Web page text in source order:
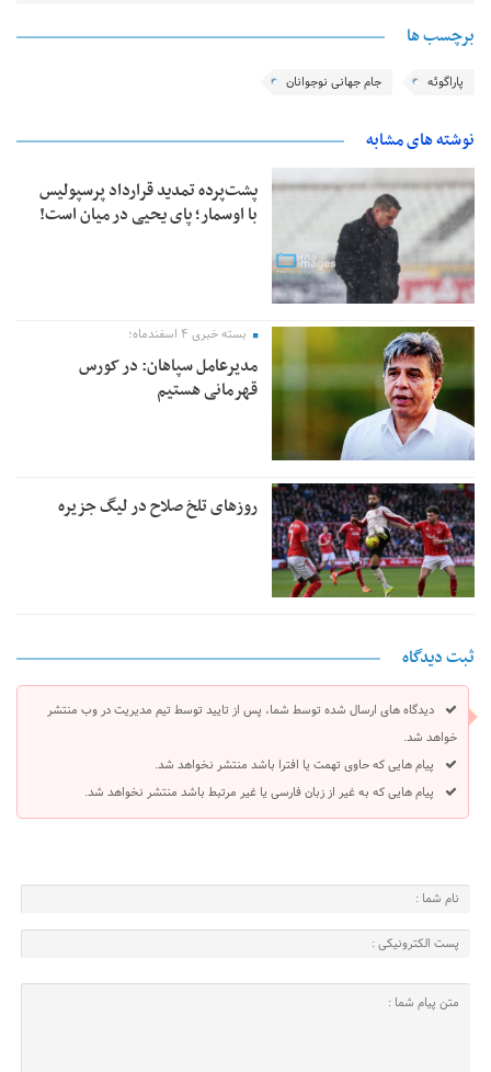
برچسب ها
پاراگوئه جام جهانی نوجوانان
نوشته های مشابه
پشت‌پرده تمدید قرارداد پرسپولیس
با اوسمار؛ پای یحیی در میان است!
بسته خبری ۴ اسفندماه؛
مدیرعامل سپاهان: در کورس
قهرمانی هستیم
روزهای تلخ صلاح در لیگ جزیره
ثبت دیدگاه
دیدگاه های ارسال شده توسط شما، پس از تایید توسط تیم مدیریت در وب منتشر
خواهد شد.
پیام هایی که حاوی تهمت یا افترا باشد منتشر نخواهد شد.
پیام هایی که به غیر از زبان فارسی یا غیر مرتبط باشد منتشر نخواهد شد.